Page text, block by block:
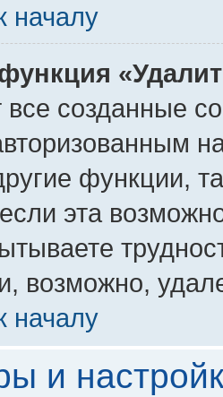
началу
созданные
функции,
эта
возможно,
началу
и